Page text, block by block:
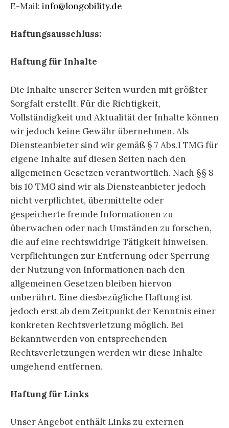
E-Mail: info@longobility.de
Haftungsausschluss:
Haftung für Inhalte
Die Inhalte unserer Seiten wurden mit größter
Sorgfalt erstellt. Für die Richtigkeit,
Vollständigkeit und Aktualität der Inhalte können
wir jedoch keine Gewähr übernehmen. Als
Diensteanbieter sind wir gemäß § 7 Abs.1 TMG für
eigene Inhalte auf diesen Seiten nach den
allgemeinen Gesetzen verantwortlich. Nach §§ 8
bis 10 TMG sind wir als Diensteanbieter jedoch
nicht verpflichtet, übermittelte oder
gespeicherte fremde Informationen zu
überwachen oder nach Umständen zu forschen,
die auf eine rechtswidrige Tätigkeit hinweisen.
Verpflichtungen zur Entfernung oder Sperrung
der Nutzung von Informationen nach den
allgemeinen Gesetzen bleiben hiervon
unberührt. Eine diesbezügliche Haftung ist
jedoch erst ab dem Zeitpunkt der Kenntnis einer
konkreten Rechtsverletzung möglich. Bei
Bekanntwerden von entsprechenden
Rechtsverletzungen werden wir diese Inhalte
umgehend entfernen.
Haftung für Links
Unser Angebot enthält Links zu externen